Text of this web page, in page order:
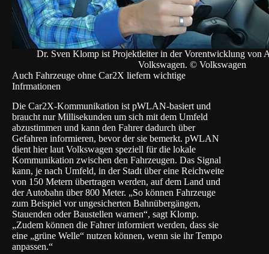
Dr. Sven Klomp ist Projektleiter in der Vorentwicklung von
Volkswagen. © Volkswagen
Auch Fahrzeuge ohne Car2X liefern wichtige
Infrmationen
Die Car2X-Kommunikation ist pWLAN-basiert und
braucht nur Millisekunden um sich mit dem Umfeld
abzustimmen und kann den Fahrer dadurch über
Gefahren informieren, bevor der sie bemerkt. pWLAN
dient hier laut Volkswagen speziell für die lokale
Kommunikation zwischen den Fahrzeugen. Das Signal
kann, je nach Umfeld, in der Stadt über eine Reichweite
von 150 Metern übertragen werden, auf dem Land und
der Autobahn über 800 Meter. „So können Fahrzeuge
zum Beispiel vor ungesicherten Bahnübergängen,
Stauenden oder Baustellen warnen“, sagt Klomp.
„Zudem können die Fahrer informiert werden, dass sie
eine „grüne Welle“ nutzen können, wenn sie ihr Tempo
anpassen.“